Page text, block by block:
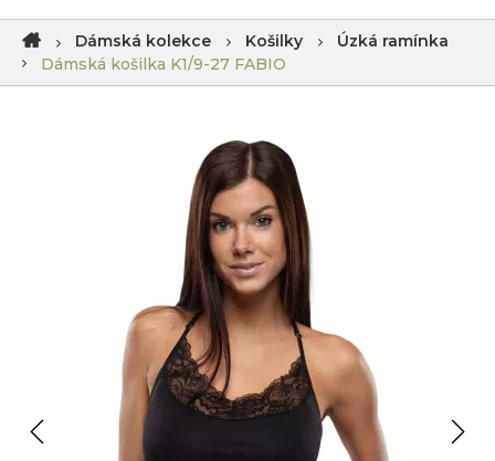
Dámská kolekce Košilky
Úzká ramínka
Dámská košilka K1/9-27 FABIO